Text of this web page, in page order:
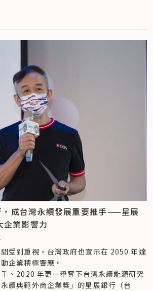
業串連社企與企業，促進社創生態系發
：願眾人都成為解方的一部分
甜甜圈星球：永續新生活的 100 個行
夥伴，透過演講、諮詢等方式，與不同的企
；更協助擔任《甜甜圈星球——組織永續行
整組織實踐永續的建議。黃正忠表示，
像為企業多打開一扇窗，讓企業在永續這
同的視角、啟發全新的行動。」（歡迎對
企業組織，
點此連結下載《甜甜圈星球
）
。」黃正忠語重心長，自詡為點燈照路
越來越多人願意成為解方的一部分，因為
善其身，這也是為什麼，聯合國永續發展
榮永續的發展。」
顧問股份有限公司為「甜甜圈星球：永
」系列策展之永續夥伴。此文章由
立製作，不影響報導之真實性與準確
！從不同產業，看企業實踐永續的 N 種行
洋酸化」，則是指人類活動排放大量的二
海洋形成海洋酸化，此現象將危及珊
長，對生態體系與食物鏈造成破壞。
影響，對比「氣候變遷」議題的答題情
境影響題目中有 90.00% 答對率），但
態的影響則相對陌生（在海洋酸化造成的
25.40% 答對率）。
將近每 10 位就有 1 位持續從生活中提升
過測驗提升對各領域議題的認識、並展開
在完成填答後，可獲得一份個人專屬的永
閱讀與行動建議，針對未得分的題目，只
定行動——無論是多看一篇文章了解議題、
習慣，皆能為永續素養加分。
答者中，有將近 1 成的人（9.20%）進一
參考行動指南於生活中落實永續。其中，
」及「糧食」3 大領域，完成永續行動的
來看，在答對率較低的「水」及「海洋酸
採取節省水資源、降低碳排減緩海洋酸化
碳這樣可於生活隨手實踐的舉動，對多數
的「糧食」議題，則可見填答者願意透過
時選購在地食材等方式降低食物浪費、支
負責任的銀行、負責任的企業營運、創造
發揮正向社會影響力。在銀行業務端，
亞洲第一張卡體以可再生資源製造的信用
出加碼優惠，鼓勵客戶於日常消費中力行
行重視人才發展，例如星展銀行（台灣）
職滿 5 年的員工可以申請 3 個月充電
間去追求生活中的重要目標；此外，星展
於企業內舉辦節電與省紙競賽，省下
救 276 棵樹木）、並減少 8.58 %的用電
向，星展銀行致力陪伴社會企業成長，透
企業採購等方式，擴大影響力；對內星展
號召員工一起實踐永續、採取行動，
員工投入志工活動時數已餘一萬小時。
軸，接軌聯合國永續發展目標
展目標（Sustainable Development
解決方案領導企業友達光電，以
續、People 共融成長、Society 靈活創
永續。在環境永續上，友達光電致力於
與資源循環利用，於 2015 年提出 5 年
，並於 2020 達成 194% 的達標率，更
勢，完成 SBT 科學基礎減碳目標之審查
於 2025 年達到絕對碳排放量減少 25%
面向，皆是 DJSI 評比該組織永續發展能
造友善職場吸引並留住人才，更進一步導
下而上培養同仁對於永續從認識、行動到形
才的友善職場
於打造工作與生活平衡的幸福職場，除提
外、亦重視員工職涯發展，具體措施包含
電留停假，並開放認購集團股票以及人才
原崗位就職滿 2 年、資深同仁滿 3 年即
多方位職能。完善的人才發展與福利制度
威性人資雜誌《HR Asia》「台灣最佳企業
的友達光電，於員工照顧面向上，推動
樂活+」專案，致力透過健康飲食、運
提升員工身心靈幸福感；於人才培育上，
，鼓勵員工持續進修專業知識與跨領域學
競爭力、更能提升員工留任率。
貴資產」的理念，中租迪和推出各項照顧
幸福企業獎的殊榮。具體措施包含推動員
建置完整教育訓練體系，協助員工落訂定
畫等。​
業永續發展的重要夥伴，和諧的勞雇關係
創造更多價值。疫情期間，美德醫療提供
並開放員購嘉惠親朋好友，讓員工安心
成台灣永續發展重要推手——星展
業影響力
受到重視，台灣政府也宣示在 2050 年達
企業積極響應。
、2020 年更一舉奪下台灣永續能源研究
續典範外商企業獎」的星展銀行（台